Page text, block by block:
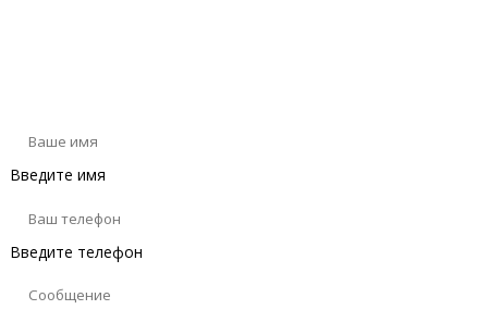
Введите имя
Введите телефон